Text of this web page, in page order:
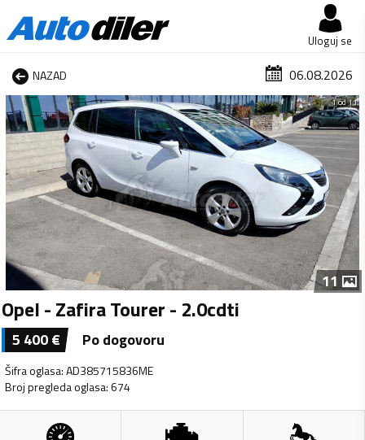
Uloguj se
NAZAD 06.08.2026
1 od 11
11
Opel - Zafira Tourer - 2.0cdti
5 400€ Po dogovoru
Šifra oglasa:AD385715836ME
Broj pregleda oglasa:674